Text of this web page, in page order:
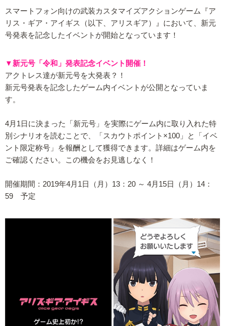
スマートフォン向けの武装カスタマイズアクションゲーム『ア
リス・ギア・アイギス（以下、アリスギア）』において、新元
号発表を記念したイベントが開始となっています！
▼新元号「令和」発表記念イベント開催！
アクトレス達が新元号を大発表？！
新元号発表を記念したゲーム内イベントが公開となっていま
す。
4月1日に決まった「新元号」を実際にゲーム内に取り入れた特
別シナリオを読むことで、「スカウトポイント×100」と「イベ
ント限定称号」を報酬として獲得できます。詳細はゲーム内を
ご確認ください。この機会をお見逃しなく！
開催期間：2019年4月1日（月）13：20 ～ 4月15日（月）14：
59 予定